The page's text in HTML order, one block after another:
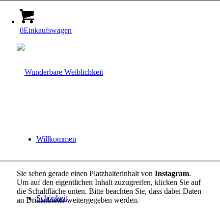
0Einkaufswagen
Willkommen
Schönheit
Sie sehen gerade einen Platzhalterinhalt von Instagram.
Um auf den eigentlichen Inhalt zuzugreifen, klicken Sie auf
die Schaltfläche unten. Bitte beachten Sie, dass dabei Daten
an Drittanbieter weitergegeben werden.